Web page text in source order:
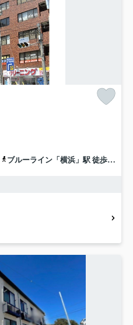
ブルーライン「横浜」駅 徒歩8分